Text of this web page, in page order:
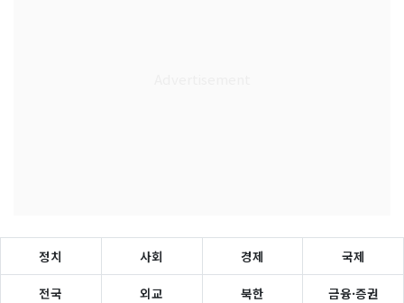
정치 사회 경제 국제
전국 외교 북한 금융·증권